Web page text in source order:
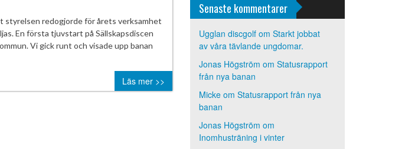
styrelsen redogjorde för årets verksamhet
En första tjuvstart på Sällskapsdiscen
Vi gick runt och visade upp banan
Läs mer >>
Senaste kommentarer
Ugglan discgolfom Starkt jobbat
av våra tävlande ungdomar.
Jonas Högström om Statusrapport
från nya banan
Mickeom Statusrapport från nya
banan
Jonas Högström om
Inomhusträning i vinter